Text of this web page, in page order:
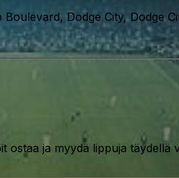
Boulevard, Dodge City, Dodge
ostaa ja myydä lippuja täydellä